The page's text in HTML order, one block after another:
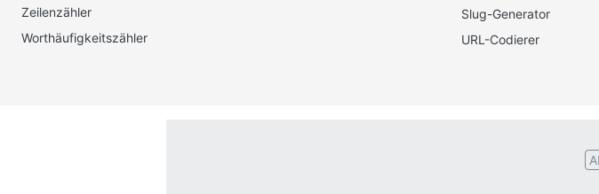
Zeilenzähler
Worthäufigkeitszähler
Slug-Generator
URL-Codierer